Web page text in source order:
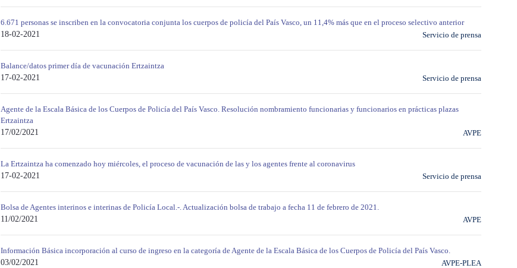
6.671 personas se inscriben en la convocatoria conjunta los cuerpos de policía del País Vasco, un 11,4% más que en el proceso selectivo anterior
18-02-2021
Servicio de prensa
Balance/datos primer día de vacunación Ertzaintza
17-02-2021
Servicio de prensa
Agente de la Escala Básica de los Cuerpos de Policía del País Vasco. Resolución nombramiento funcionarias y funcionarios en prácticas plazas
Ertzaintza
17/02/2021
AVPE
La Ertzaintza ha comenzado hoy miércoles, el proceso de vacunación de las y los agentes frente al coronavirus
17-02-2021
Servicio de prensa
Bolsa de Agentes interinos e interinas de Policía Local.-. Actualización bolsa de trabajo a fecha 11 de febrero de 2021.
11/02/2021
AVPE
Información Básica incorporación al curso de ingreso en la categoría de Agente de la Escala Básica de los Cuerpos de Policía del País Vasco.
03/02/2021
AVPE-PLEA